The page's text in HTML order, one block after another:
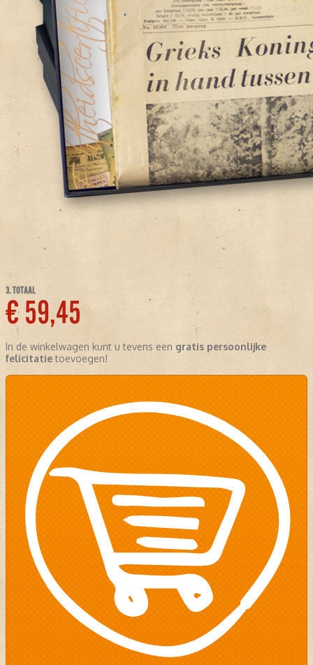
3. TOTAAL
€ 59,45
In de winkelwagen kunt u tevens een gratis persoonlijke
felicitatietoevoegen!